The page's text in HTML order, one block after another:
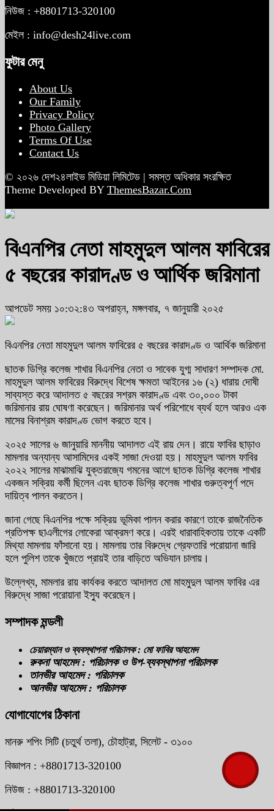
নিউজ : +8801713-320100
মেইল : info@desh24live.com
ফুটার মেনু
About Us
Our Family
Privacy Policy
Photo Gallery
Terms Of Use
Contact Us
© ২০২৬ দেশ২৪লাইভ মিডিয়া লিমিটেড | সমস্ত অধিকার সংরক্ষিত
Theme Developed BY ThemesBazar.Com
বিএনপির নেতা মাহমুদুল আলম ফাবিরের
৫ বছরের কারাদণ্ড ও আর্থিক জরিমানা
আপডেট সময় ১০:৩২:৪৩ অপরাহ্ন, মঙ্গলবার, ৭ জানুয়ারী ২০২৫
বিএনপির নেতা মাহমুদুল আলম ফাবিরের ৫ বছরের কারাদণ্ড ও আর্থিক জরিমানা
ছাতক ডিগ্রি কলেজ শাখার বিএনপির নেতা ও সাবেক যুগ্ম সাধারণ সম্পাদক মো.
মাহমুদুল আলম ফাবিরের বিরুদ্ধে বিশেষ ক্ষমতা আইনের ১৬ (২) ধারায় দোষী
সাব্যস্ত করে আদালত ৫ বছরের সশ্রম কারাদণ্ড এবং ৩০,০০০ টাকা
জরিমানার রায় ঘোষণা করেছেন। জরিমানার অর্থ পরিশোধে ব্যর্থ হলে আরও এক
মাসের বিনাশ্রম কারাদণ্ড ভোগ করতে হবে।
২০২৫ সালের ৬ জানুয়ারি মাননীয় আদালত এই রায় দেন। রায়ে ফাবির ছাড়াও
মামলার অন্যান্য আসামিদের একই সাজা দেওয়া হয়। মাহমুদুল আলম ফাবির
২০২২ সালের মাঝামাঝি যুক্তরাজ্যে গমনের আগে ছাতক ডিগ্রি কলেজ শাখার
একজন সক্রিয় কর্মী ছিলেন এবং ছাতক ডিগ্রি কলেজ শাখার গুরুত্বপূর্ণ পদে
দায়িত্ব পালন করতেন।
জানা গেছে বিএনপির পক্ষে সক্রিয় ভূমিকা পালন করার কারণে তাকে রাজনৈতিক
প্রতিপক্ষ ছাএলীগের লোকেরা আক্রমণ করে। এরই ধারাবাহিকতায় তাকে একটি
মিথ্যা মামলায় ফাঁসানো হয়। মামলায় তার বিরুদ্ধে গ্রেফতারি পরোয়ানা জারি
হলে পুলিশ তাকে খুঁজতে প্রায়ই তার বাড়িতে অভিযান চালায়।
উল্লেখ্য, মামলার রায় কার্যকর করতে আদালত মো মাহমুদুল আলম ফাবির এর
বিরুদ্ধে সাজা পরোয়ানা ইস্যু করেছেন।
সম্পাদক মন্ডলী
চেয়ারম্যান ও ব্যবস্থাপনা পরিচালক : মো ফাবির আহমেদ
রুকনা আহমেদ : পরিচালক ও উপ-ব্যবস্থাপনা পরিচালক
তানভীর আহমেদ : পরিচালক
আনভীর আহমেদ : পরিচালক
যোগাযোগের ঠিকানা
মানরু শপিং সিটি (চতুর্থ তলা), চৌহাট্রা, সিলেট - ৩১০০
বিজ্ঞাপন : +8801713-320100
নিউজ : +8801713-320100